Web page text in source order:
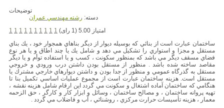
توضیحات
دسته: رشته مهندسي عمران
1 1 1 1 1 1 1 1 1 1
امتیاز 5.00 (1 رای)
ساختمان عبارت است از بنائي كه بوسيله ديوار از ديگر بناهاي همجوار خود ، يك بناي
مستقل و مجزا و استواري را تشكيل مي دهد و شامل يك يا چند اطاق و يا هر نوع
فضاي مسقف ديگر مي باشد كه بمنظور سكونت ، كسب و يا استفاده توأم و يا ديگر
مقاصد ساخته شده باشد . منظور از مستقل بودن داشتن درب ورودي و خروجي
مستقل به گذرگاه عمومي و منظور از جدا بودن و داشتن ديوارهاي خارجي مشترك يا
مستقل است. هزينه ساختمان عبارت است از مجموع عمليات اساسي تكميل بنا تا
هنگامي كه ساختمان آماده اشتغال و سكونت مي گردد اين ارقام شامل هزينه نقشه ،
تهيه پروانه ساختمان ، و مصالح ساختمان ، وسائل و ابزار كار و كارگر ، حق الزحمه
معمار ، هزينه تأسيسات حرارت مركزي ، روشنائي ، آب و فاضلاب مي گردد .